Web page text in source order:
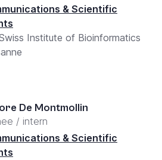
& Scientific
Institute of Bioinformatics
De Montmollin
/ intern
& Scientific